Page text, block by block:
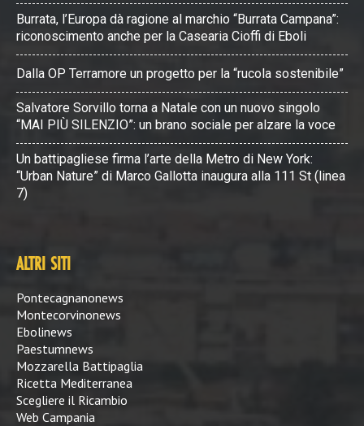
Burrata, l’Europa dà ragione al marchio “Burrata Campana”:
riconoscimento anche per la Casearia Cioffi di Eboli
Dalla OP Terramore un progetto per la “rucola sostenibile”
Salvatore Sorvillo torna a Natale con un nuovo singolo
“MAI PIÙ SILENZIO”: un brano sociale per alzare la voce
Un battipagliese firma l’arte della Metro di New York:
“Urban Nature” di Marco Gallotta inaugura alla 111 St (linea
7)
ALTRI SITI
Pontecagnanonews
Montecorvinonews
Ebolinews
Paestumnews
Mozzarella Battipaglia
Ricetta Mediterranea
Scegliere il Ricambio
Web Campania